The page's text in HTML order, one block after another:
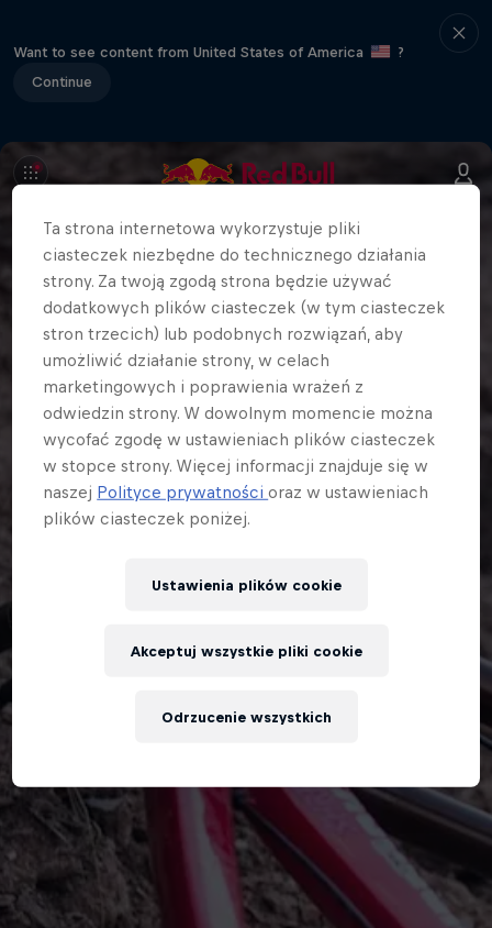
Want to see content from United States of America
?
Continue
Ta strona internetowa wykorzystuje pliki
ciasteczek niezbędne do technicznego działania
strony. Za twoją zgodą strona będzie używać
dodatkowych plików ciasteczek (w tym ciasteczek
stron trzecich) lub podobnych rozwiązań, aby
umożliwić działanie strony, w celach
marketingowych i poprawienia wrażeń z
odwiedzin strony. W dowolnym momencie można
wycofać zgodę w ustawieniach plików ciasteczek
w stopce strony. Więcej informacji znajduje się w
naszej Polityce prywatnościoraz w ustawieniach
plików ciasteczek poniżej.
Ustawienia plików cookie
Odrzucenie wszystkich
Akceptuj wszystkie pliki cookie